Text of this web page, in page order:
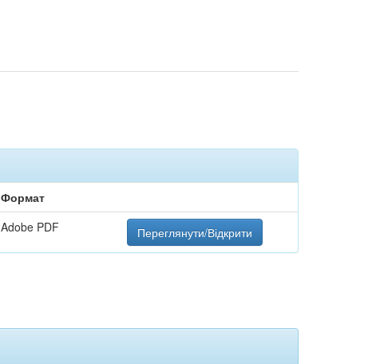
Формат
Adobe PDF Переглянути/Відкрити